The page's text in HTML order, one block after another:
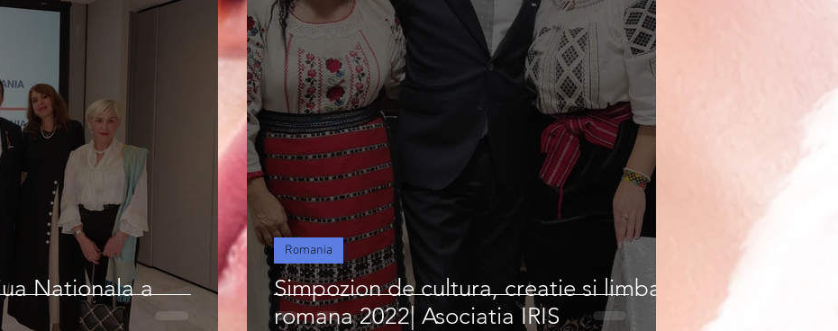
Nationala a
Simpozion de cultura, creatie si limba
romana 2022| Asociatia IRIS
Romania